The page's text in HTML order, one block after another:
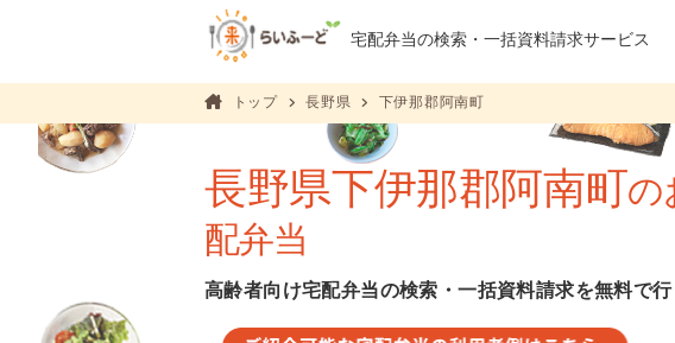
宅配弁当の検索・一括資料請求サービス
トップ 長野県 下伊那郡阿南町
長野県下伊那郡阿南町の
配弁当
高齢者向け宅配弁当の検索・一括資料請求を無料で行